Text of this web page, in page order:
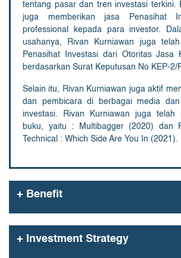
tentang pasar dan tren investasi terkini.
juga memberikan jasa Penasihat
professional kepada para investor.
usahanya, Rivan Kurniawan juga
Penasihat Investasi dari Otoritas Jasa
berdasarkan Surat Keputusan No KEP-2/
Selain itu, Rivan Kurniawan juga aktif
dan pembicara di berbagai media
investasi. Rivan Kurniawan juga telah
buku, yaitu : Multibagger (2020) dan
Technical : Which Side Are You In (2021).
+ Benefit
+ Investment Strategy